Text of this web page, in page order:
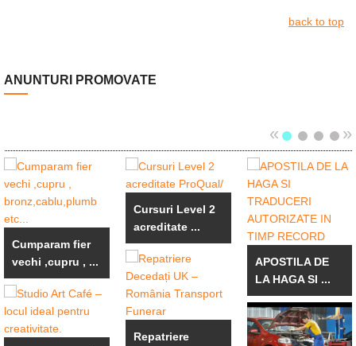
back to top
ANUNTURI PROMOVATE
« »
Cumparam fier
vechi ,cupru , ...
Cursuri Level 2
acreditate ...
Repatriere
APOSTILA DE
LA HAGA SI ...